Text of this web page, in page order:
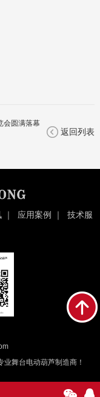
会圆满落幕
返回列表
｜ 应用案例 ｜ 技术服
舞台电动葫芦制造商！